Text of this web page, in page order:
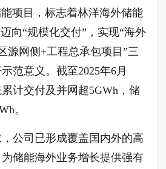
项目，标志着林洋海外储能
向“规模化交付”，实现“海外
源网侧+工程总承包项目”三
范意义。截至2025年6月
计交付及并网超5GWh，储
。
公司已形成覆盖国内外的高
储能海外业务增长提供强有